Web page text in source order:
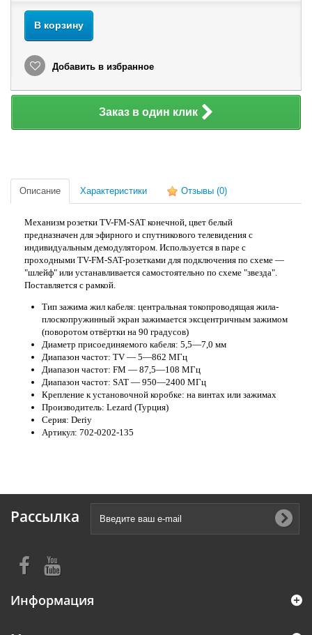
В корзину
Добавить в избранное
Заказ в один клик
Описание Характеристики Отзывы (0)
Механизм розетки TV-FM-SAT конечной, цвет белый
предназначен для эфирного и спутникового телевидения с
индивидуальным демодулятором. Используется в паре с
проходными TV-FM-SAT-розетками для подключения по схеме —
"шлейф" или устанавливается самостоятельно по схеме "звезда".
Поставляется с рамкой.
Тип зажима жил кабеля: центральная токопроводящая жила-
плоскопружинный экран зажимается эксцентричным зажимом
(поворотом отвёртки на 90 градусов)
Диаметр присоединяемого кабеля: 5,5—7,0 мм
Диапазон частот: TV — 5—862 МГц
Диапазон частот: FM — 87,5—108 МГц
Диапазон частот: SAT — 950—2400 МГц
Крепление к установочной коробке: на винтах или зажимах
Производитель: Lezard (Турция)
Серия: Deriy
Артикул: 702-0202-135
Рассылка
Информация